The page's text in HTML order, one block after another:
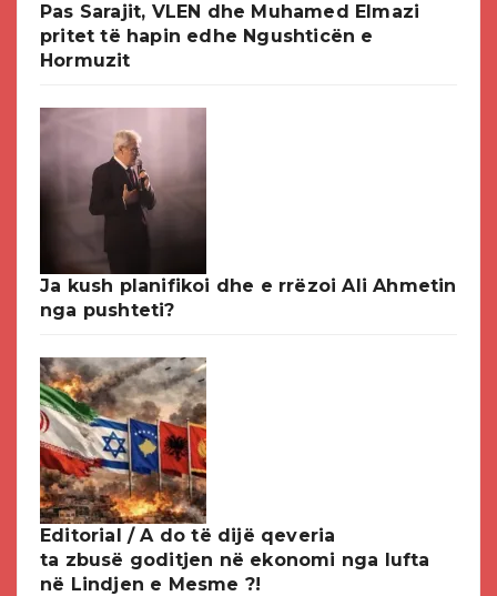
Pas Sarajit, VLEN dhe Muhamed Elmazi
pritet të hapin edhe Ngushticën e
Hormuzit
Ja kush planifikoi dhe e rrëzoi Ali Ahmetin
nga pushteti?
Editorial / A do të dijë qeveria
ta zbusë goditjen në ekonomi nga lufta
në Lindjen e Mesme ?!